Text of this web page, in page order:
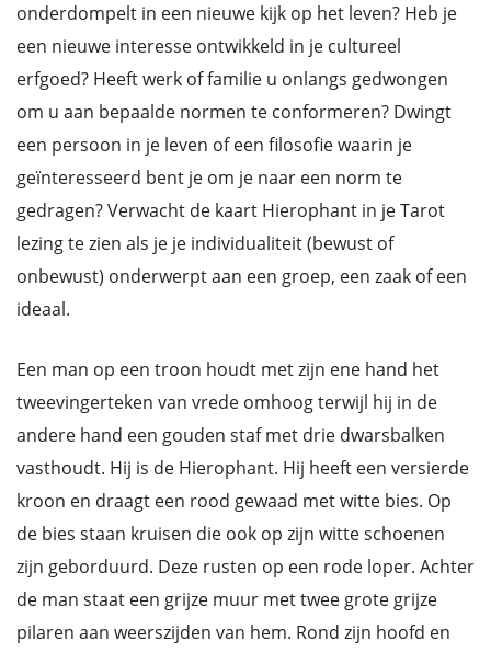
onderdompelt in een nieuwe kijk op het leven? Heb je
een nieuwe interesse ontwikkeld in je cultureel
erfgoed? Heeft werk of familie u onlangs gedwongen
om u aan bepaalde normen te conformeren? Dwingt
een persoon in je leven of een filosofie waarin je
geïnteresseerd bent je om je naar een norm te
gedragen? Verwacht de kaart Hierophant in je Tarot
lezing te zien als je je individualiteit (bewust of
onbewust) onderwerpt aan een groep, een zaak of een
ideaal.
Een man op een troon houdt met zijn ene hand het
tweevingerteken van vrede omhoog terwijl hij in de
andere hand een gouden staf met drie dwarsbalken
vasthoudt. Hij is de Hierophant. Hij heeft een versierde
kroon en draagt een rood gewaad met witte bies. Op
de bies staan kruisen die ook op zijn witte schoenen
zijn geborduurd. Deze rusten op een rode loper. Achter
de man staat een grijze muur met twee grote grijze
pilaren aan weerszijden van hem. Rond zijn hoofd en